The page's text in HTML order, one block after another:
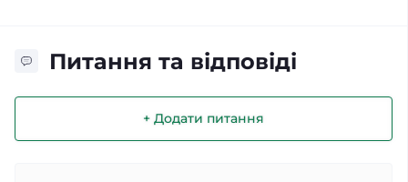
Питання та відповіді
+ Додати питання